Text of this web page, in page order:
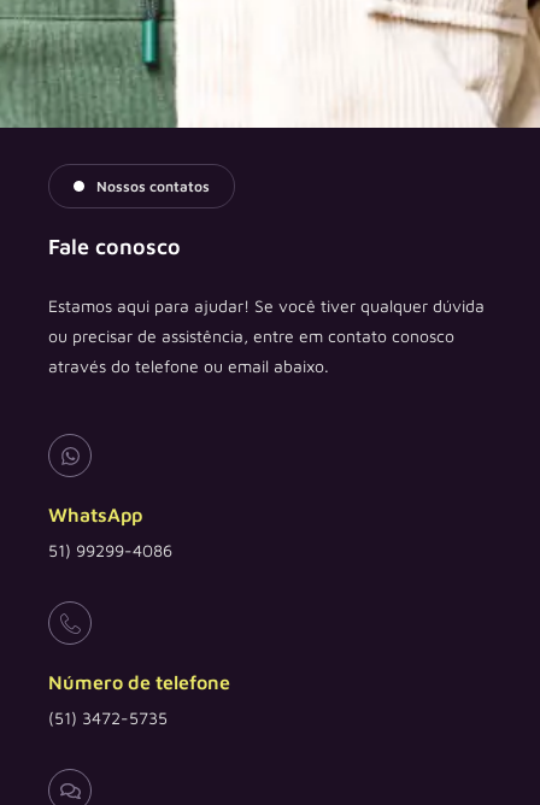
Nossos contatos
Fale conosco
Estamos aqui para ajudar! Se você tiver qualquer dúvida
ou precisar de assistência, entre em contato conosco
através do telefone ou email abaixo.
WhatsApp
51) 99299-4086
Número de telefone
(51) 3472-5735